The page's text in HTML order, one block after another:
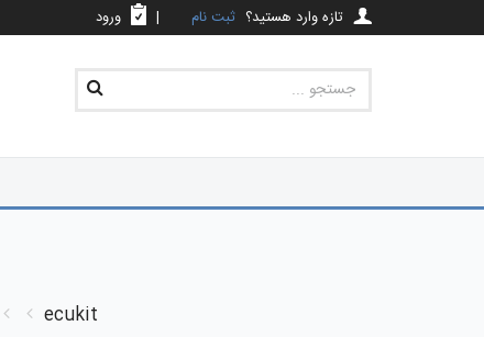
تازه وارد هستید؟ ثبت نام | ورود
ecukit